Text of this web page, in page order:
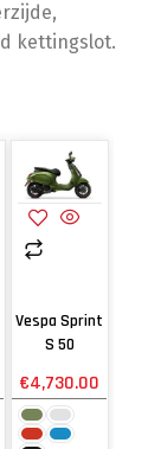
kettingslot.
Vespa Sprint
S 50
€4,730.00